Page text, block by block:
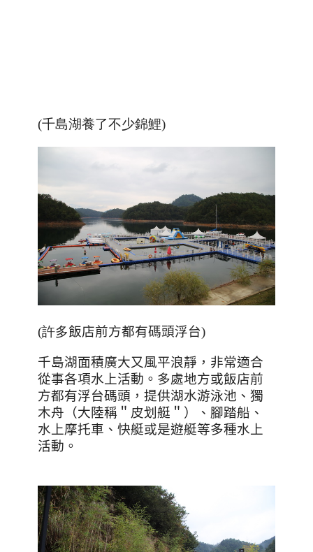
(千島湖養了不少錦鯉)
(許多飯店前方都有碼頭浮台)
千島湖面積廣大又風平浪靜，非常適合
從事各項水上活動。多處地方或飯店前
方都有浮台碼頭，提供湖水游泳池、獨
木舟（大陸稱＂皮划艇＂）、腳踏船、
水上摩托車、快艇或是遊艇等多種水上
活動。